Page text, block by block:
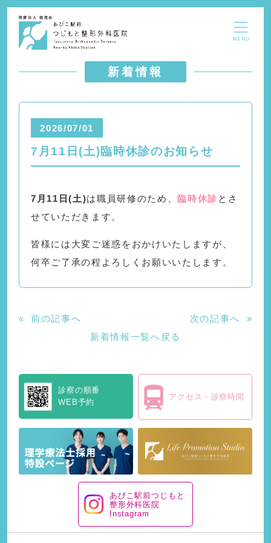
医療法人 穂恩会
新着情報
2026/07/01
7月11日(土)臨時休診のお知らせ
7月11日(土)は職員研修のため、 臨時休診 とさ
せていただきます。
皆様には大変ご迷惑をおかけいたしますが、
何卒ご了承の程よろしくお願いいたします。
«
前の記事へ
新着情報一覧へ戻る
次の記事へ »
診察の順番
WEB予約
アクセス・診察時間
あびこ駅前つじもと
整形外科医院
Instagram